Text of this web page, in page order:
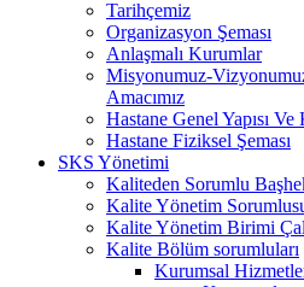
Tarihçemiz
Organizasyon Şeması
Anlaşmalı Kurumlar
Misyonumuz-
Amacımız
Hastane Genel Yapısı Ve
Hastane Fiziksel Şeması
SKS Yönetimi
Kaliteden Sorumlu
Kalite Yönetim
Kalite Yönetim Birimi
Kalite Bölüm sorumluları
Kurumsal